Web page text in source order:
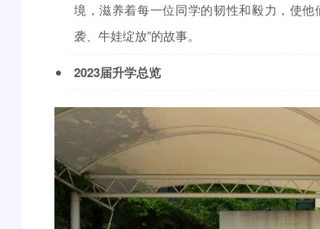
境，滋养着每一位同学的韧性和毅力，使
袭、牛娃绽放”的故事。
2023届升学总览